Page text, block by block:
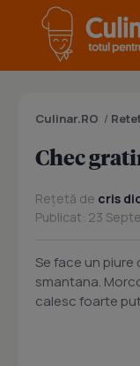
Culinar.RO /
Chec
Rețetă de cris
Publicat: 23
Se face un
smantana.
calesc foarte